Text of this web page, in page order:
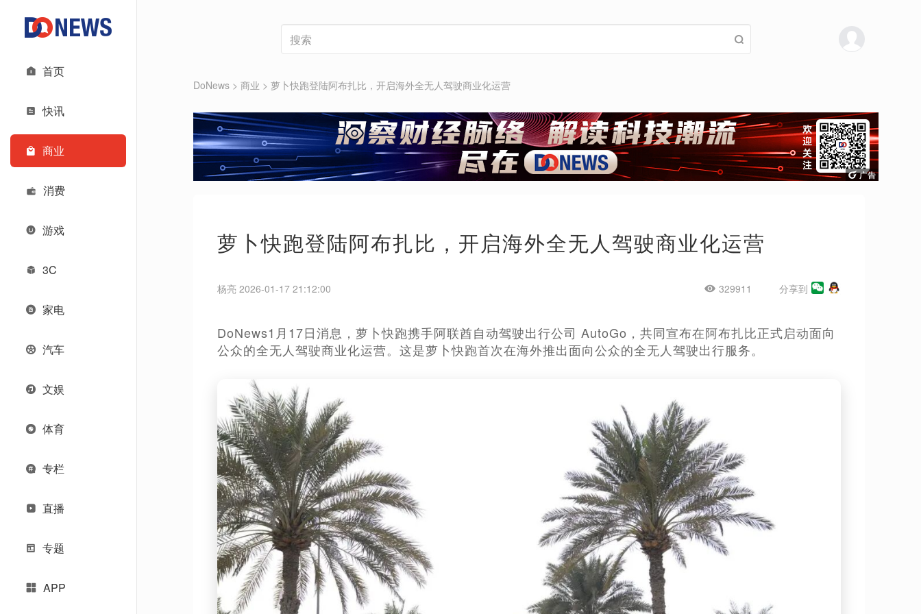
首页
快讯
商业
消费
游戏
3C
家电
汽车
文娱
体育
专栏
直播
专题
APP
DoNews > 商业 > 萝卜快跑登陆阿布扎比，开启海外全无人驾驶商业化运营
萝卜快跑登陆阿布扎比，开启海外全无人驾驶商业化运营
杨亮 2026-01-17 21:12:00 329911 分享到
DoNews1月17日消息，萝卜快跑携手阿联酋自动驾驶出行公司 AutoGo，共同宣布在阿布扎比正式启动面向
公众的全无人驾驶商业化运营。这是萝卜快跑首次在海外推出面向公众的全无人驾驶出行服务。